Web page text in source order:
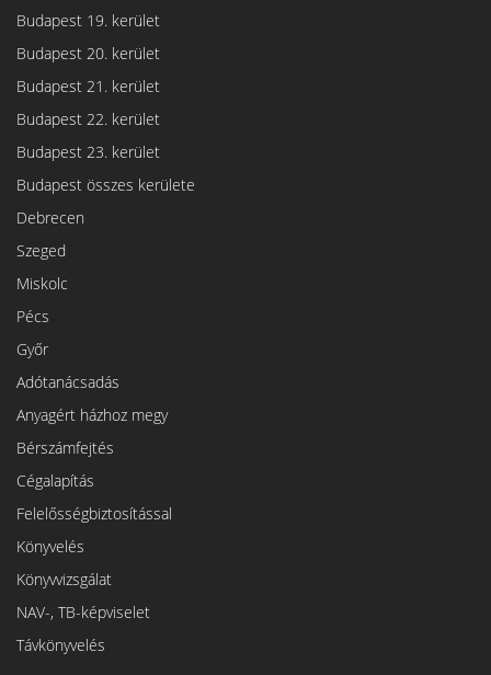
Budapest 19. kerület
Budapest 20. kerület
Budapest 21. kerület
Budapest 22. kerület
Budapest 23. kerület
Budapest összes kerülete
Debrecen
Szeged
Miskolc
Pécs
Győr
Adótanácsadás
Anyagért házhoz megy
Bérszámfejtés
Cégalapítás
Felelősségbiztosítással
Könyvelés
Könyvvizsgálat
NAV-, TB-képviselet
Távkönyvelés